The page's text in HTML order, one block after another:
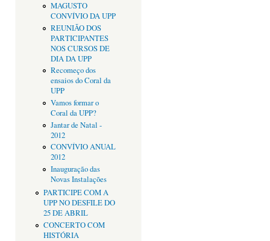
MAGUSTO
CONVÍVIO DA UPP
REUNIÃO DOS
PARTICIPANTES
NOS CURSOS DE
DIA DA UPP
Recomeço dos
ensaios do Coral da
UPP
Vamos formar o
Coral da UPP?
Jantar de Natal -
2012
CONVÍVIO ANUAL
2012
Inauguração das
Novas Instalações
PARTICIPE COM A
UPP NO DESFILE DO
25 DE ABRIL
CONCERTO COM
HISTÓRIA